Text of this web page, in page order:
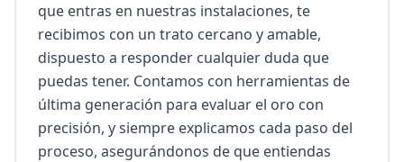
que entras en nuestras instalaciones, te
recibimos con un trato cercano y amable,
dispuesto a responder cualquier duda que
puedas tener. Contamos con herramientas de
última generación para evaluar el oro con
precisión, y siempre explicamos cada paso del
proceso, asegurándonos de que entiendas